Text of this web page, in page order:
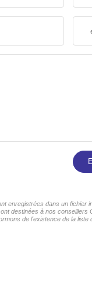
enregistrées dans un
destinées à nos
de l'existence de la